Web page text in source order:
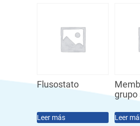
Flusostato
Leer más
grupo
Leer